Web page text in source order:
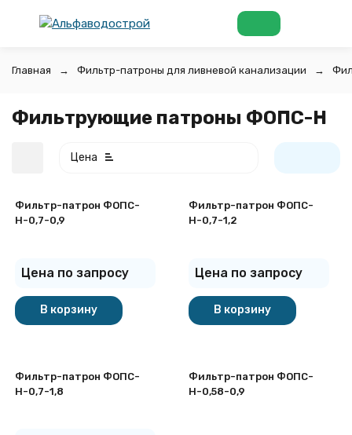
Главная Фильтр-патроны для ливневой канализации
Фильтрующие патроны ФОПС-Н
Цена
покупателей
Фильтр-патрон ФОПС-
Н-0,7-0,9
Цена по запросу
В корзину
Фильтр-патрон ФОПС-
Н-0,7-1,2
Цена по запросу
В корзину
Фильтр-патрон ФОПС-
Н-0,7-1,8
Фильтр-патрон ФОПС-
Н-0,58-0,9